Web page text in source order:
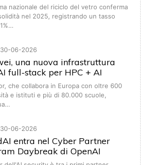
nazionale del riciclo del vetro conferma
nel 2025, registrando un tasso
30-06-2026
una nuova infrastruttura
full-stack per HPC + AI
che collabora in Europa con oltre 600
e istituti e più di 80.000 scuole,
30-06-2026
entra nel Cyber Partner
Daybreak di OpenAI